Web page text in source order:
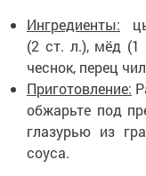
Ингредиенты:
(2 ст. л.), мёд (1
чеснок, перец
Приготовление:
обжарьте под
глазурью из
соуса.